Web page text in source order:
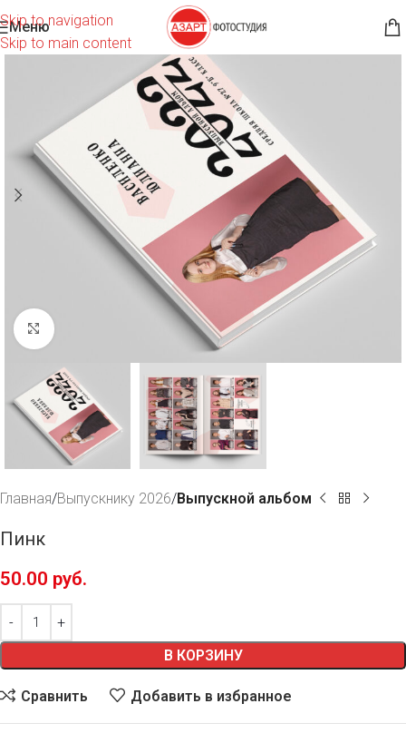
Skip to navigation
Skip to main content
Меню
Нажмите, чтобы увеличить
Главная Выпускнику 2026 Выпускной альбом
Пинк
50.00 руб.
В КОРЗИНУ
Сравнить Добавить в избранное